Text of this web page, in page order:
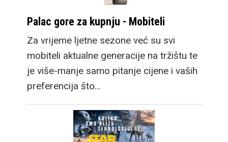
Palac gore za kupnju - Mobiteli
Za vrijeme ljetne sezone već su svi
mobiteli aktualne generacije na tržištu te
je više-manje samo pitanje cijene i vaših
preferencija što…